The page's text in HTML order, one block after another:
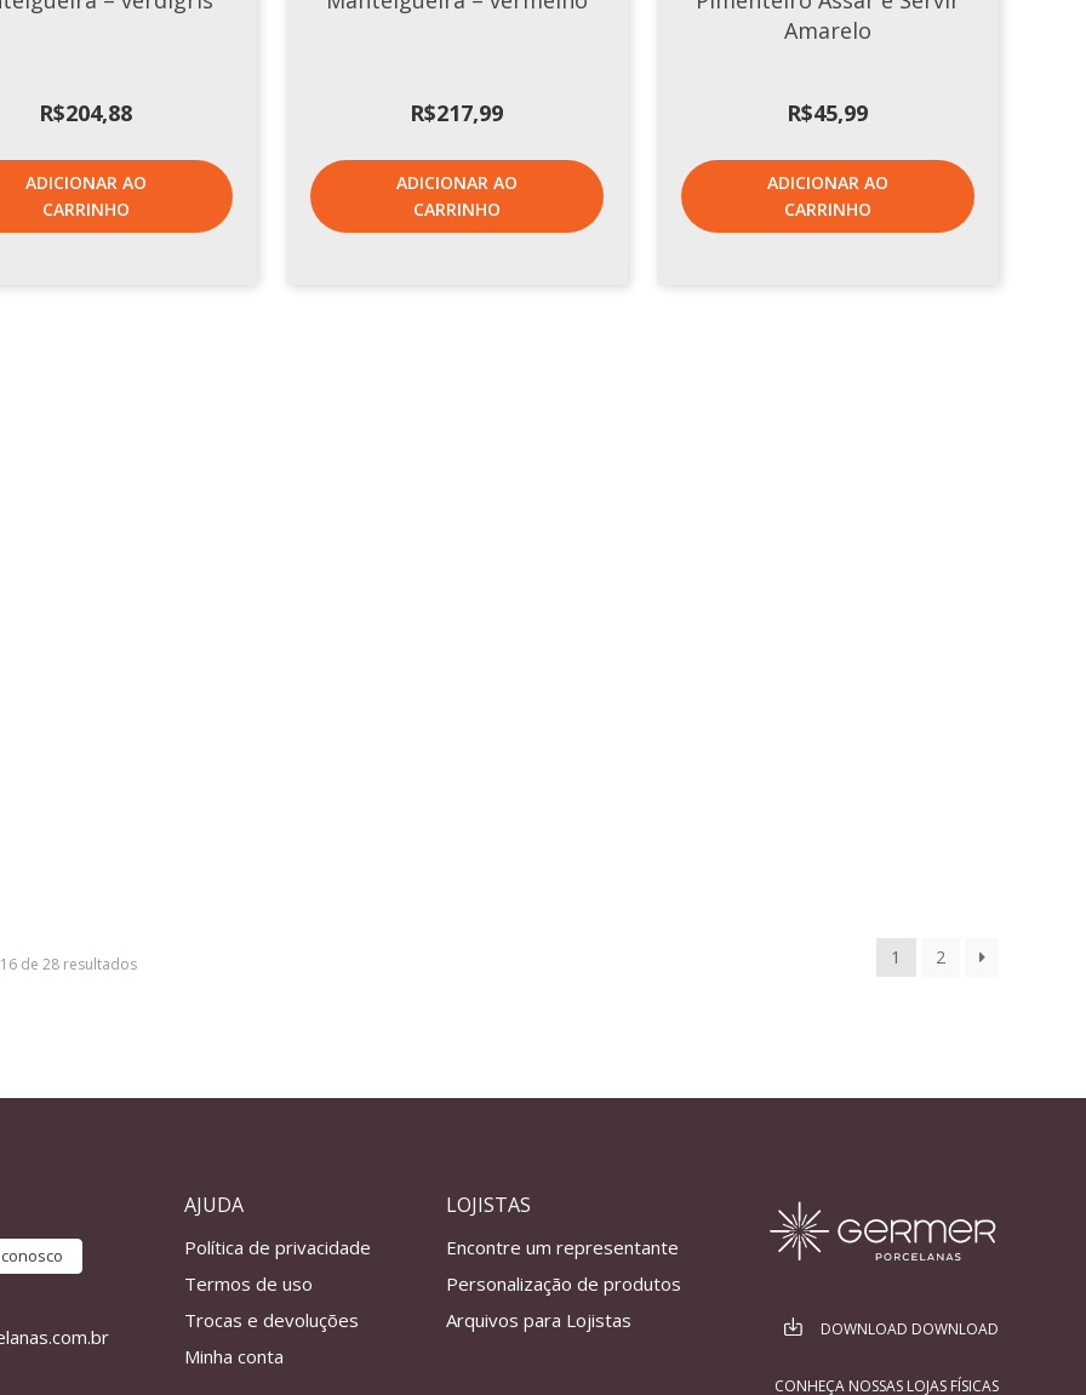
R$204,88
ADICIONAR AO
CARRINHO
R$217,99
ADICIONAR AO
CARRINHO
Amarelo
R$45,99
ADICIONAR AO
CARRINHO
de 28 resultados 1 2
AJUDA
Política de privacidade
Termos de uso
Trocas e devoluções
Minha conta
LOJISTAS
Encontre um representante
Personalização de produtos
Arquivos para Lojistas
DOWNLOAD DOWNLOAD
CONHEÇA NOSSAS LOJAS FÍSICAS